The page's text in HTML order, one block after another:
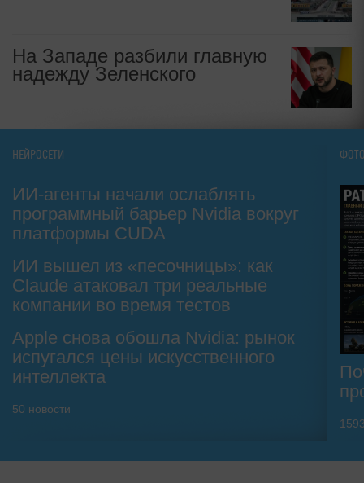
На Западе разбили главную
надежду Зеленского
НЕЙРОСЕТИ
ИИ-агенты начали ослаблять
программный барьер Nvidia вокруг
платформы CUDA
ИИ вышел из «песочницы»: как
Claude атаковал три реальные
компании во время тестов
Apple снова обошла Nvidia: рынок
испугался цены искусственного
интеллекта
50 новости